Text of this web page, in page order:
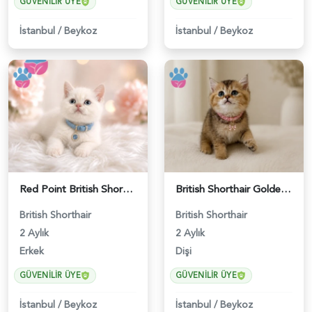
İstanbul /Beykoz İstanbul /Beykoz
Red Point British Shorthair Erkek - 4692
British Shorthair
2 Aylık
Erkek
GÜVENILIR ÜYE
İstanbul /Beykoz
British Shorthair Golden Chinchilla Dişi - 5207
British Shorthair
2 Aylık
Dişi
GÜVENILIR ÜYE
İstanbul /Beykoz